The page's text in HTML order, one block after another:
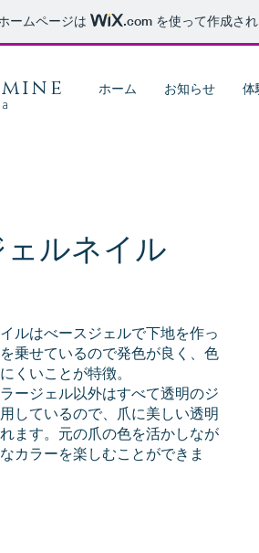
ームページは .com を使って作成さ
ホーム お知らせ 体
ェルネイル
ルはべースジェルで下地を作っ
乗せているので発色が良く、色
くいことが特徴。
ージェル以外はすべて透明のジ
しているので、爪に美しい透明
ます。元の爪の色を活かしなが
カラーを楽しむことができま